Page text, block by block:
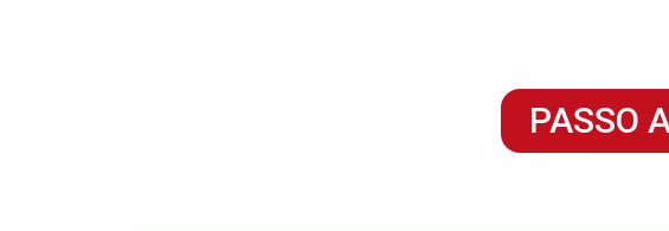
PASSO